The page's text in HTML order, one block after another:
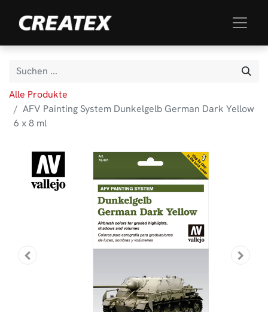
Alle Produkte
AFV Painting System Dunkelgelb German Dark Yellow
6 x 8 ml